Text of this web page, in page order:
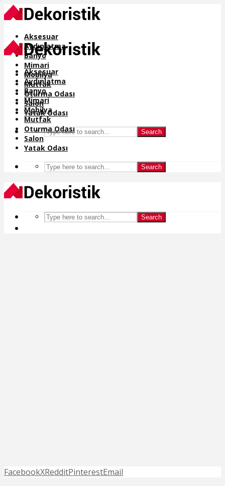
Aksesuar
Aydınlatma
Banyo
Mimari
Mobilya
Mutfak
Oturma Odası
Salon
Yatak Odası
Search
Aksesuar
Aydınlatma
Banyo
Mimari
Mobilya
Mutfak
Oturma Odası
Salon
Yatak Odası
Search
Search
FacebookXRedditPinterestEmail